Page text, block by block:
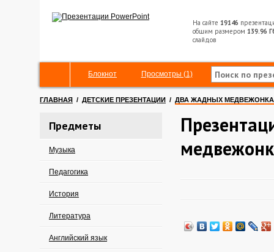
На сайте 19146
общим размером 139.96
слайдов
Блокнот Просмотры (1)
ГЛАВНАЯ / ДЕТСКИЕ ПРЕЗЕНТАЦИИ / ДВА ЖАДНЫХ МЕДВЕЖОНКА
Предметы
Музыка
Педагогика
История
Литература
Английский язык